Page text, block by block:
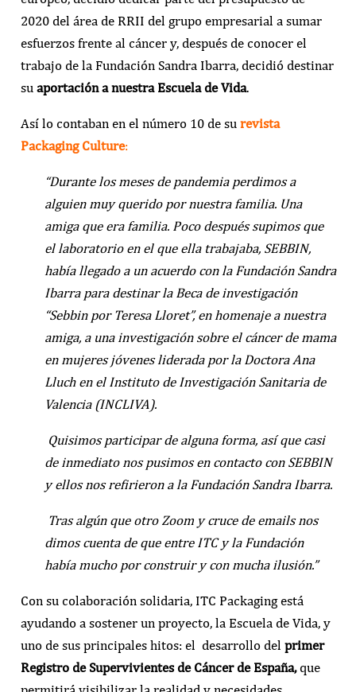
2020 del área de RRII del grupo empresarial a sumar
esfuerzos frente al cáncer y, después de conocer el
trabajo de la Fundación Sandra Ibarra, decidió destinar
su aportación a nuestra Escuela de Vida.
Así lo contaban en el número 10 de su revista
Packaging Culture:
“Durante los meses de pandemia perdimos a
alguien muy querido por nuestra familia. Una
amiga que era familia. Poco después supimos que
el laboratorio en el que ella trabajaba, SEBBIN,
había llegado a un acuerdo con la Fundación Sandra
Ibarra para destinar la Beca de investigación
“Sebbin por Teresa Lloret”, en homenaje a nuestra
amiga, a una investigación sobre el cáncer de mama
en mujeres jóvenes liderada por la Doctora Ana
Lluch en el Instituto de Investigación Sanitaria de
Valencia (INCLIVA).
Quisimos participar de alguna forma, así que casi
de inmediato nos pusimos en contacto con SEBBIN
y ellos nos refirieron a la Fundación Sandra Ibarra.
Tras algún que otro Zoom y cruce de emails nos
dimos cuenta de que entre ITC y la Fundación
había mucho por construir y con mucha ilusión.”
Con su colaboración solidaria, ITC Packaging está
ayudando a sostener un proyecto, la Escuela de Vida, y
uno de sus principales hitos: el desarrollo del primer
Registro de Supervivientes de Cáncer de España,que